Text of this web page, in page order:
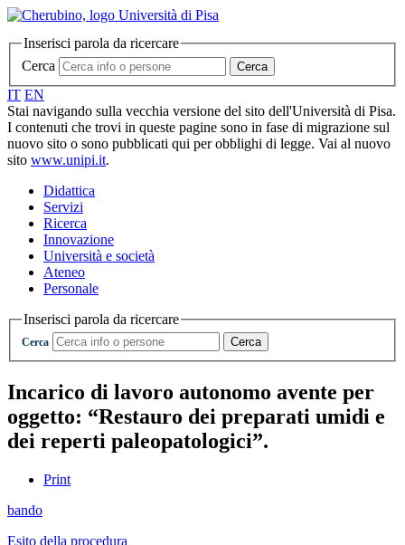
Inserisci parola da ricercare
Cerca
Cerca
IT EN
Stai navigando sulla vecchia versione del sito dell'Università di Pisa.
I contenuti che trovi in queste pagine sono in fase di migrazione sul
nuovo sito o sono pubblicati qui per obblighi di legge. Vai al nuovo
sito www.unipi.it.
Didattica
Servizi
Ricerca
Innovazione
Università e società
Ateneo
Personale
Inserisci parola da ricercare
Cerca Cerca
Incarico di lavoro autonomo avente per
oggetto: “Restauro dei preparati umidi e
dei reperti paleopatologici”.
Print
bando
Esito della procedura